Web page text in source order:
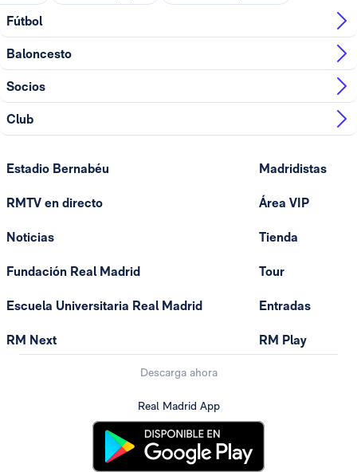
Fútbol
Baloncesto
Socios
Club
Estadio Bernabéu
RMTV en directo
Noticias
Fundación Real Madrid
Escuela Universitaria Real Madrid
RM Next
Madridistas
Área VIP
Tienda
Tour
Entradas
RM Play
Descarga ahora
Real Madrid App